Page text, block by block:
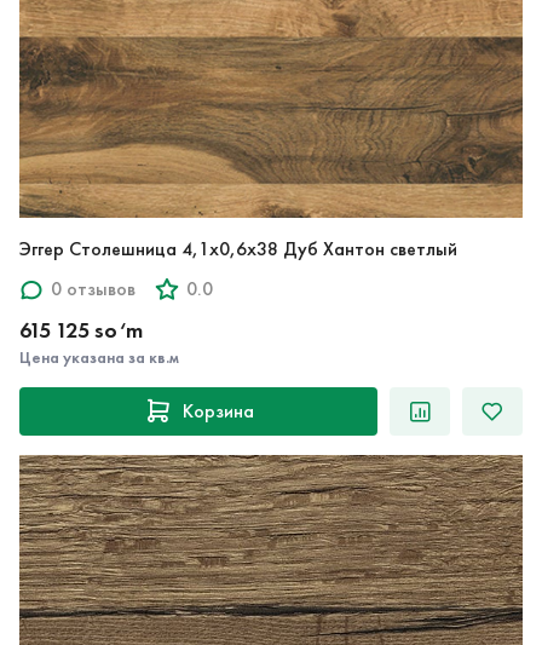
Эггер Столешница 4,1х0,6х38 Дуб Хантон светлый
0 отзывов
0.0
615 125 so‘m
Цена указана за кв.м